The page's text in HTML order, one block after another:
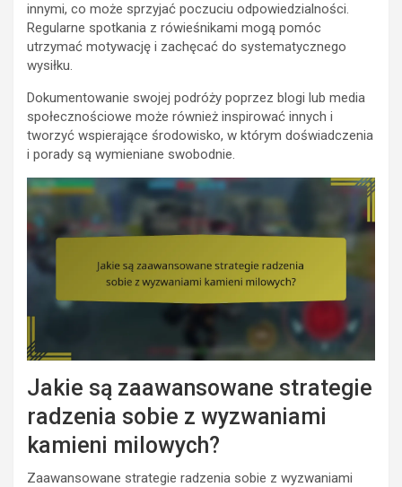
innymi, co może sprzyjać poczuciu odpowiedzialności.
Regularne spotkania z rówieśnikami mogą pomóc
utrzymać motywację i zachęcać do systematycznego
wysiłku.
Dokumentowanie swojej podróży poprzez blogi lub media
społecznościowe może również inspirować innych i
tworzyć wspierające środowisko, w którym doświadczenia
i porady są wymieniane swobodnie.
Jakie są zaawansowane strategie
radzenia sobie z wyzwaniami
kamieni milowych?
Zaawansowane strategie radzenia sobie z wyzwaniami